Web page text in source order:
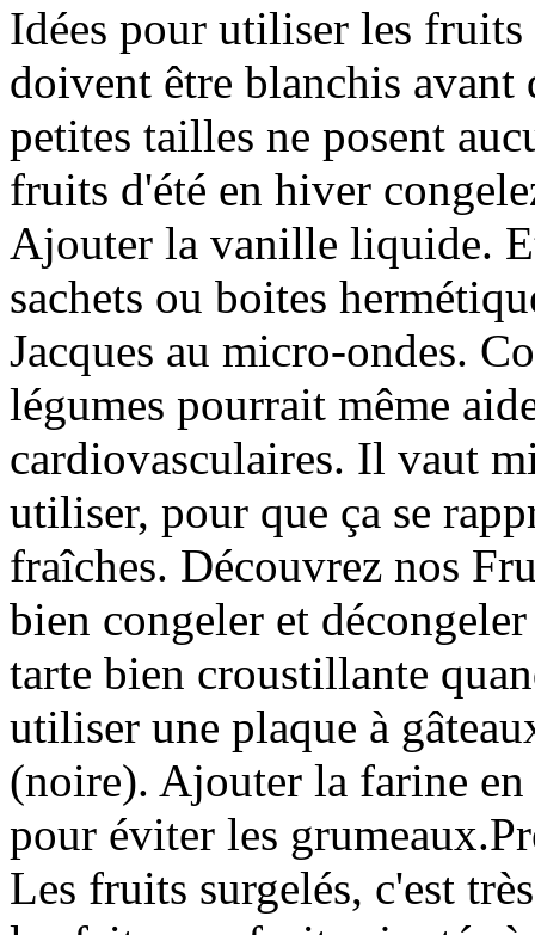
Idées pour utiliser les
doivent être blanchis avant
petites tailles ne posent
fruits d'été en hiver
Ajouter la vanille liquide.
sachets ou boites
Jacques au micro-ondes.
légumes pourrait même
cardiovasculaires. Il vaut
utiliser, pour que ça se
fraîches. Découvrez nos
bien congeler et
tarte bien croustillante
utiliser une plaque à
(noire). Ajouter la farine
pour éviter les
Les fruits surgelés, c'est